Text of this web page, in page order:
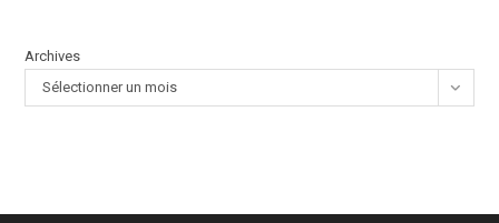
Archives
Sélectionner un mois